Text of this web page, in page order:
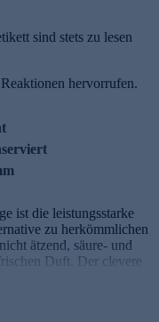
Herdplatten,
Glaskeramik-
Autohimmel,
einen Blick
sind stets zu lesen
hervorrufen.
ist die leistungsstarke
zu herkömmlichen
ätzend, säure- und
Duft. Der clevere
in einem Arbeitsgang.
Flächen wasser- sowie